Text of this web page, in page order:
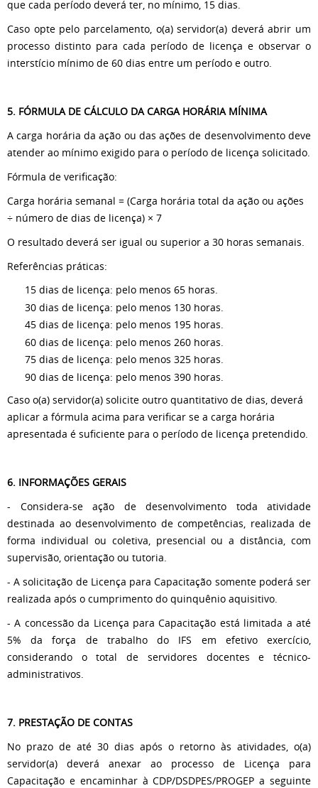
que cada período deverá ter, no mínimo, 15 dias.
Caso opte pelo parcelamento, o(a) servidor(a) deverá abrir um
processo distinto para cada período de licença e observar o
interstício mínimo de 60 dias entre um período e outro.
5. FÓRMULA DE CÁLCULO DA CARGA HORÁRIA MÍNIMA
A carga horária da ação ou das ações de desenvolvimento deve
atender ao mínimo exigido para o período de licença solicitado.
Fórmula de verificação:
Carga horária semanal = (Carga horária total da ação ou ações
÷ número de dias de licença) × 7
O resultado deverá ser igual ou superior a 30 horas semanais.
Referências práticas:
15 dias de licença: pelo menos 65 horas.
30 dias de licença: pelo menos 130 horas.
45 dias de licença: pelo menos 195 horas.
60 dias de licença: pelo menos 260 horas.
75 dias de licença: pelo menos 325 horas.
90 dias de licença: pelo menos 390 horas.
Caso o(a) servidor(a) solicite outro quantitativo de dias, deverá
aplicar a fórmula acima para verificar se a carga horária
apresentada é suficiente para o período de licença pretendido.
6. INFORMAÇÕES GERAIS
- Considera-se ação de desenvolvimento toda atividade
destinada ao desenvolvimento de competências, realizada de
forma individual ou coletiva, presencial ou a distância, com
supervisão, orientação ou tutoria.
- A solicitação de Licença para Capacitação somente poderá ser
realizada após o cumprimento do quinquênio aquisitivo.
- A concessão da Licença para Capacitação está limitada a até
5% da força de trabalho do IFS em efetivo exercício,
considerando o total de servidores docentes e técnico-
administrativos.
7. PRESTAÇÃO DE CONTAS
No prazo de até 30 dias após o retorno às atividades, o(a)
servidor(a) deverá anexar ao processo de Licença para
Capacitação e encaminhar à CDP/DSDPES/PROGEP a seguinte